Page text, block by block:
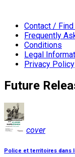
Contact / Find
Frequently
Conditions
Legal
Privacy Policy
Future
cover
Police et territoires dans